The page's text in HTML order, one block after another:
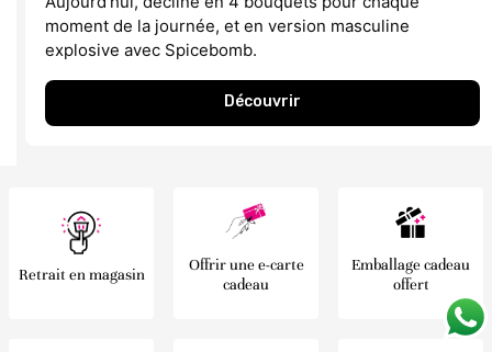
moment de la journée, et en version masculine
explosive avec Spicebomb.
Découvrir
Retrait en magasin
Offrir une e-carte
cadeau
Emballage cadeau
offert